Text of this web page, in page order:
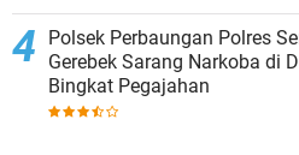
Polsek Perbaungan Polres
Gerebek Sarang Narkoba di
Bingkat Pegajahan